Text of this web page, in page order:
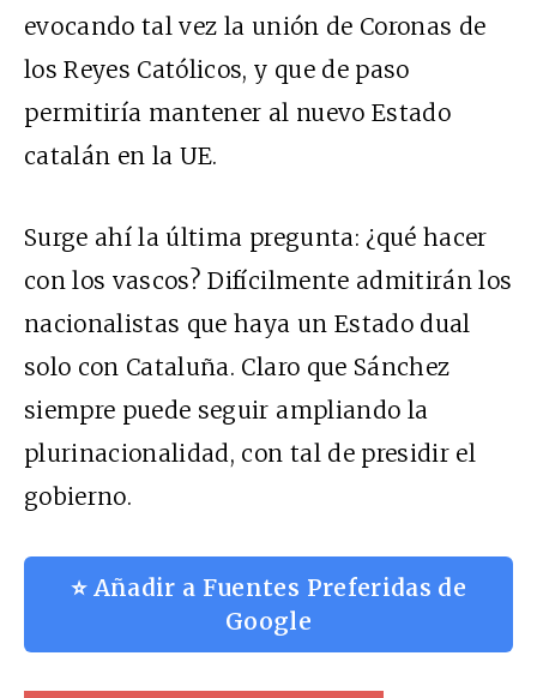
evocando tal vez la unión de Coronas de
los Reyes Católicos, y que de paso
permitiría mantener al nuevo Estado
catalán en la UE.
Surge ahí la última pregunta: ¿qué hacer
con los vascos? Difícilmente admitirán los
nacionalistas que haya un Estado dual
solo con Cataluña. Claro que Sánchez
siempre puede seguir ampliando la
plurinacionalidad, con tal de presidir el
gobierno.
⭐ Añadir a Fuentes Preferidas de
Google